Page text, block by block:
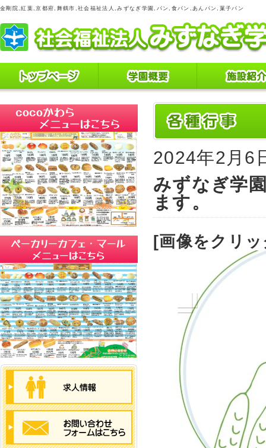
金剛院,紅葉,京都府,舞鶴市,社会福祉法人,みずなぎ学園,パン,食パン,あんパン,菓子パン
2024年2月6
みずなぎ学
ます。
[画像をクリ